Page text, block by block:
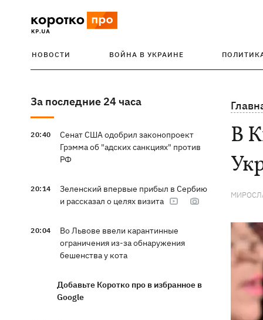
НОВОСТИ ВОЙНА В УКРАИНЕ
За последние 24 часа
20:40
Сенат США одобрил законопроект
Грэмма об "адских санкциях" против
РФ
20:14
Зеленский впервые прибыл в Сербию
и рассказал о целях визита
20:04
Во Львове ввели карантинные
ограничения из-за обнаружения
бешенства у кота
Добавьте Коротко про в избранное в
Google
В